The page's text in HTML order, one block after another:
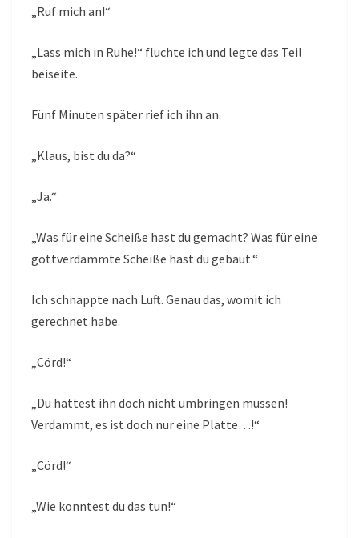
„Ruf mich an!“
„Lass mich in Ruhe!“ fluchte ich und legte das Teil
beiseite.
Fünf Minuten später rief ich ihn an.
„Klaus, bist du da?“
„Ja.“
„Was für eine Scheiße hast du gemacht? Was für eine
gottverdammte Scheiße hast du gebaut.“
Ich schnappte nach Luft. Genau das, womit ich
gerechnet habe.
„Cörd!“
„Du hättest ihn doch nicht umbringen müssen!
Verdammt, es ist doch nur eine Platte…!“
„Cörd!“
„Wie konntest du das tun!“